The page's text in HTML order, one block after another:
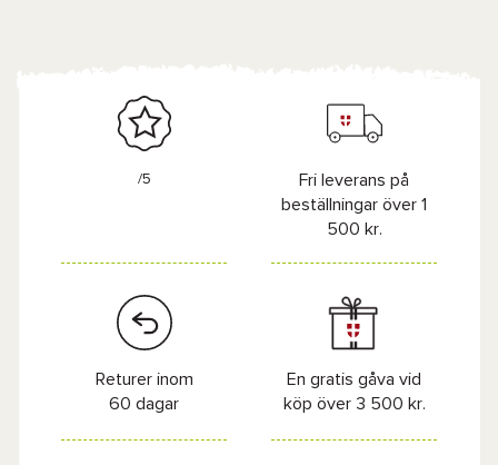
/5
Fri leverans på
beställningar över 1
500 kr.
Returer inom
60 dagar
En gratis gåva vid
köp över 3 500 kr.